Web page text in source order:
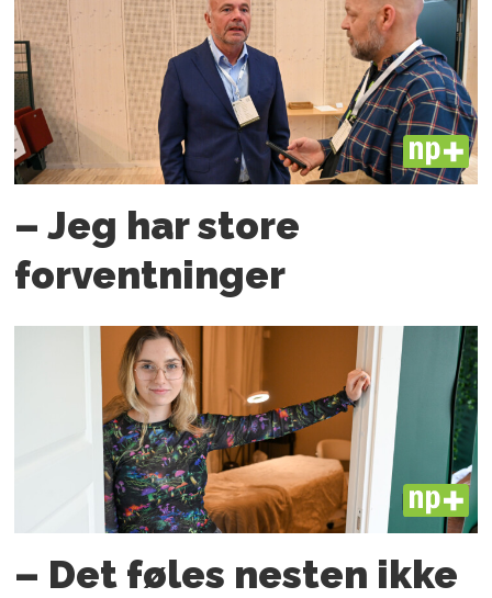
PLUS
– Jeg har store
forventninger
PLUS
– Det føles nesten ikke